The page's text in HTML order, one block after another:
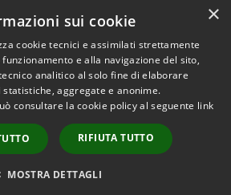
Copyright © 2026 • Comune di
Castellalto • Powered by
Municipium•
Accesso
redazione
×
sui cookie
cookie tecnici e assimilati strettamente
e alla navigazione del sito,
analitico al solo fine di elaborare
statistiche, aggregate e anonime.
consultare la cookie policy al seguente link
RIFIUTA TUTTO
MOSTRA DETTAGLI